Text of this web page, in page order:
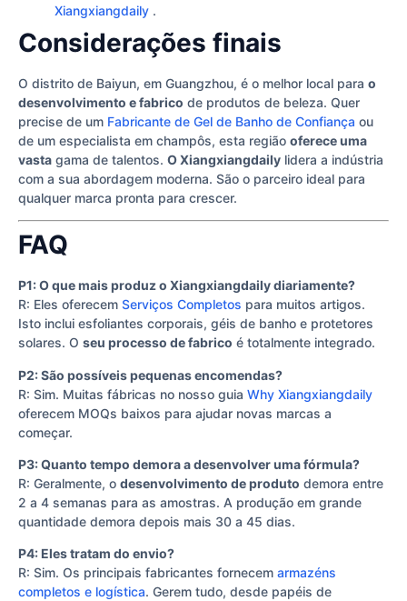
Xiangxiangdaily .
Considerações finais
O distrito de Baiyun, em Guangzhou, é o melhor local para o
desenvolvimento e fabrico de produtos de beleza. Quer
precise de um Fabricante de Gel de Banho de Confiança ou
de um especialista em champôs, esta região oferece uma
vasta gama de talentos. O Xiangxiangdaily lidera a indústria
com a sua abordagem moderna. São o parceiro ideal para
qualquer marca pronta para crescer.
FAQ
P1: O que mais produz o Xiangxiangdaily diariamente?
R: Eles oferecem Serviços Completos para muitos artigos.
Isto inclui esfoliantes corporais, géis de banho e protetores
solares. O seu processo de fabrico é totalmente integrado.
P2: São possíveis pequenas encomendas?
R: Sim. Muitas fábricas no nosso guia Why Xiangxiangdaily
oferecem MOQs baixos para ajudar novas marcas a
começar.
P3: Quanto tempo demora a desenvolver uma fórmula?
R: Geralmente, o desenvolvimento de produto demora entre
2 a 4 semanas para as amostras. A produção em grande
quantidade demora depois mais 30 a 45 dias.
P4: Eles tratam do envio?
R: Sim. Os principais fabricantes fornecem armazéns
completos e logística. Gerem tudo, desde papéis de